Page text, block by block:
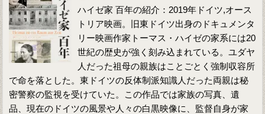
ハイゼ家 百年の紹介：2019年ドイツ,オース
トリア映画。旧東ドイツ出身のドキュメンタ
リー映画作家トーマス・ハイゼの家系には20
世紀の歴史が強く刻み込まれている。ユダヤ
人だった祖母の親族はことごとく強制収容所
で命を落とした。東ドイツの反体制派知識人だった両親は秘
密警察の監視を受けていた。この作品では家族の写真、遺
品、現在のドイツの風景や人々の白黒映像に、監督自身が家